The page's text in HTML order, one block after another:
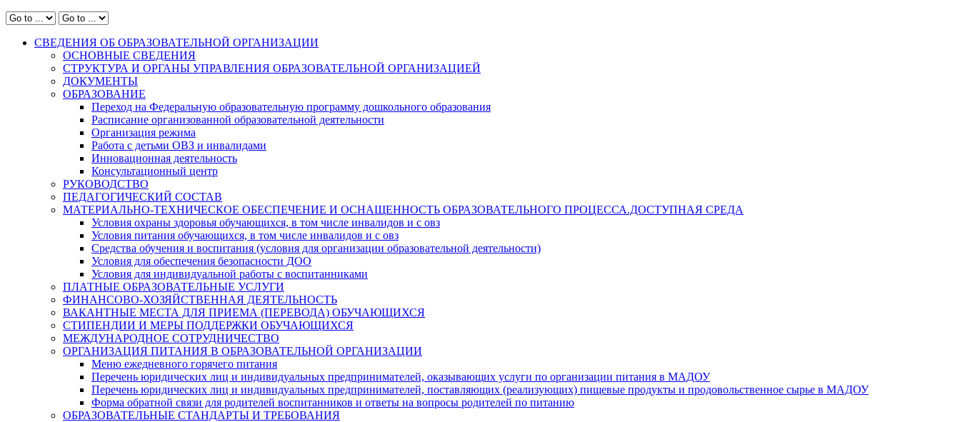
СВЕДЕНИЯ ОБ ОБРАЗОВАТЕЛЬНОЙ ОРГАНИЗАЦИИ
ОСНОВНЫЕ СВЕДЕНИЯ
СТРУКТУРА И ОРГАНЫ УПРАВЛЕНИЯ ОБРАЗОВАТЕЛЬНОЙ ОРГАНИЗАЦИЕЙ
ДОКУМЕНТЫ
ОБРАЗОВАНИЕ
Переход на Федеральную образовательную программу дошкольного образования
Расписание организованной образовательной деятельности
Организация режима
Работа с детьми ОВЗ и инвалидами
Инновационная деятельность
Консультационный центр
РУКОВОДСТВО
ПЕДАГОГИЧЕСКИЙ СОСТАВ
МАТЕРИАЛЬНО-ТЕХНИЧЕСКОЕ ОБЕСПЕЧЕНИЕ И ОСНАЩЕННОСТЬ ОБРАЗОВАТЕЛЬНОГО ПРОЦЕССА.ДОСТУПНАЯ СРЕДА
Условия охраны здоровья обучающихся, в том числе инвалидов и с овз
Условия питания обучающихся, в том числе инвалидов и с овз
Средства обучения и воспитания (условия для организации образовательной деятельности)
Условия для обеспечения безопасности ДОО
Условия для индивидуальной работы с воспитанниками
ПЛАТНЫЕ ОБРАЗОВАТЕЛЬНЫЕ УСЛУГИ
ФИНАНСОВО-ХОЗЯЙСТВЕННАЯ ДЕЯТЕЛЬНОСТЬ
ВАКАНТНЫЕ МЕСТА ДЛЯ ПРИЕМА (ПЕРЕВОДА) ОБУЧАЮЩИХСЯ
СТИПЕНДИИ И МЕРЫ ПОДДЕРЖКИ ОБУЧАЮЩИХСЯ
МЕЖДУНАРОДНОЕ СОТРУДНИЧЕСТВО
ОРГАНИЗАЦИЯ ПИТАНИЯ В ОБРАЗОВАТЕЛЬНОЙ ОРГАНИЗАЦИИ
Меню ежедневного горячего питания
Перечень юридических лиц и индивидуальных предпринимателей, оказывающих услуги по организации питания в МАДОУ
Перечень юридических лиц и индивидуальных предпринимателей, поставляющих (реализующих) пищевые продукты и продовольственное сырье в МАДОУ
Форма обратной связи для родителей воспитанников и ответы на вопросы родителей по питанию
ОБРАЗОВАТЕЛЬНЫЕ СТАНДАРТЫ И ТРЕБОВАНИЯ